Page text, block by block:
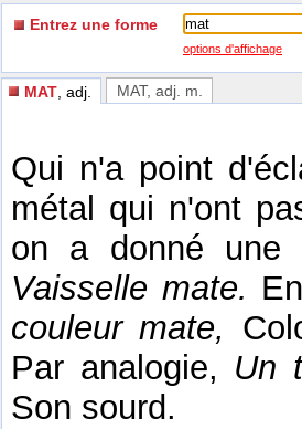
Entrez une forme
options d'affichage
MAT , adj. MAT, adj. m.
Qui n'a point
métal qui n'ont
on a donné une
Vaisselle mate.
couleur mate,
Par analogie, Un
Son sourd.